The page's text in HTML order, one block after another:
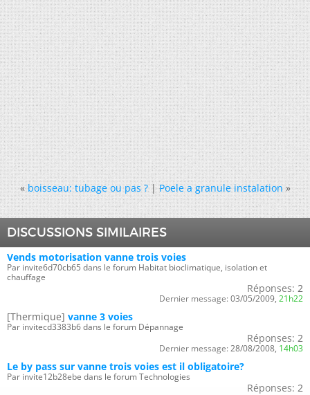
« boisseau: tubage ou pas ?|Poele a granule instalation »
DISCUSSIONS SIMILAIRES
Vends motorisation vanne trois voies
Par invite6d70cb65 dans le forum Habitat bioclimatique, isolation et
chauffage
Réponses: 2
Dernier message: 03/05/2009, 21h22
[Thermique] vanne 3 voies
Par invitecd3383b6 dans le forum Dépannage
Réponses: 2
Dernier message: 28/08/2008, 14h03
Le by pass sur vanne trois voies est il obligatoire?
Par invite12b28ebe dans le forum Technologies
Réponses: 2